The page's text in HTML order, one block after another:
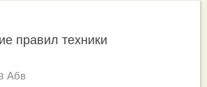
правил техники
Абв